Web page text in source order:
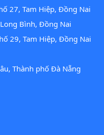
27, Tam Hiệp, Đồng Nai
Bình, Đồng Nai
29, Tam Hiệp, Đồng Nai
Thành phố Đà Nẵng